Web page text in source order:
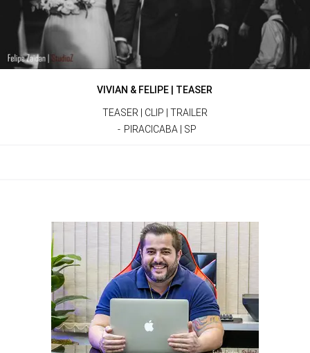
VIVIAN & FELIPE | TEASER
TEASER | CLIP | TRAILER
PIRACICABA | SP